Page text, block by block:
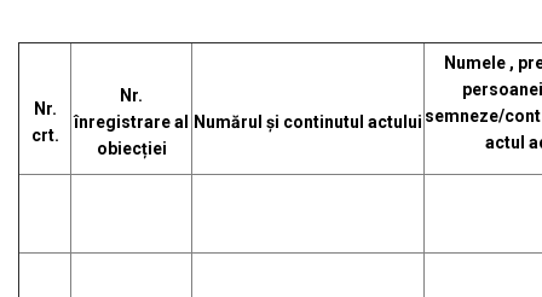
Nr.
crt.
Nr.
înregistrare al
obiecției
Numărul și continutul actului
Numele ,
semneze/
actul